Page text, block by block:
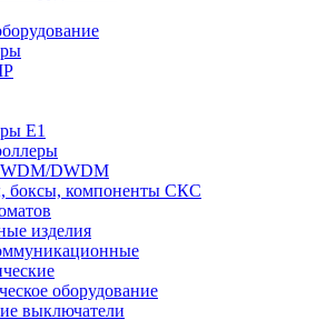
E1
DWDM
компоненты СКС
изделия
оборудование
выключатели